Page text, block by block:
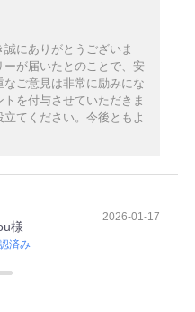
にありがとうございま
が届いたとのことで、安
ご意見は非常に励みにな
を付与させていただきま
てください。今後ともよ
様
済み
2026-01-17